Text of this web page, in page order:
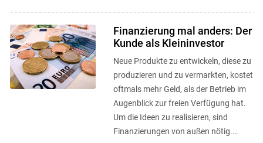
Finanzierung mal anders: Der
Kunde als Kleininvestor
Neue Produkte zu entwickeln, diese zu
produzieren und zu vermarkten, kostet
oftmals mehr Geld, als der Betrieb im
Augenblick zur freien Verfügung hat.
Um die Ideen zu realisieren, sind
Finanzierungen von außen nötig.